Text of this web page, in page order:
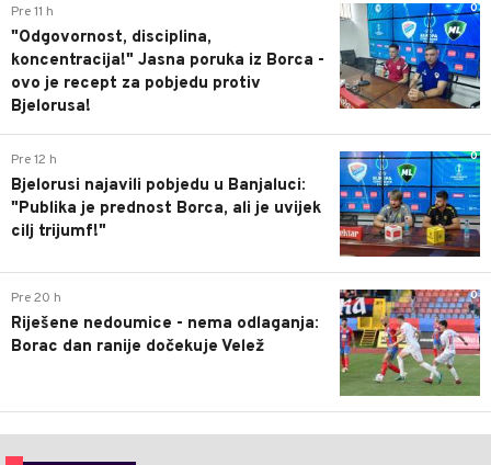
0
Pre 11 h
"Odgovornost, disciplina,
koncentracija!" Jasna poruka iz Borca -
ovo je recept za pobjedu protiv
Bjelorusa!
0
Pre 12 h
Bjelorusi najavili pobjedu u Banjaluci:
"Publika je prednost Borca, ali je uvijek
cilj trijumf!"
0
Pre 20 h
Riješene nedoumice - nema odlaganja:
Borac dan ranije dočekuje Velež